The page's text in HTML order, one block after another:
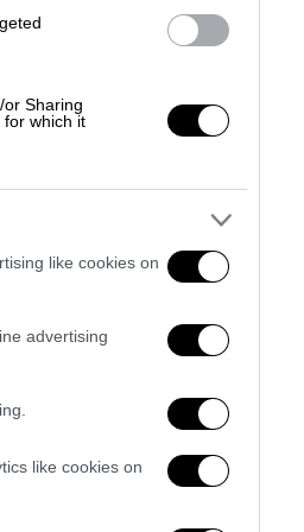
Sharing
which it
like cookies on
advertising
like cookies on
της
των
του
άρθρο 7